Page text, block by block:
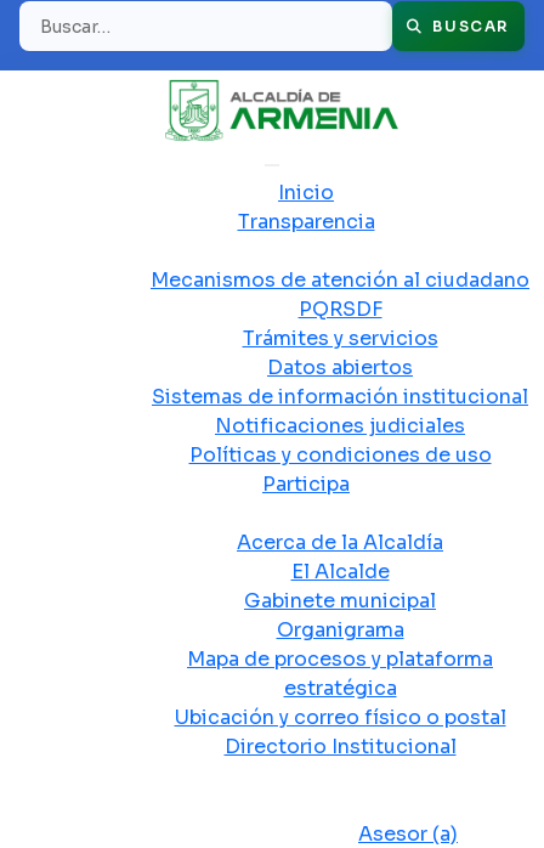
Buscar BUSCAR
Inicio
Transparencia
Mecanismos de atención al ciudadano
PQRSDF
Trámites y servicios
Datos abiertos
Sistemas de información institucional
Notificaciones judiciales
Políticas y condiciones de uso
Participa
Acerca de la Alcaldía
El Alcalde
Gabinete municipal
Organigrama
Mapa de procesos y plataforma
estratégica
Ubicación y correo físico o postal
Directorio Institucional
Asesor (a)